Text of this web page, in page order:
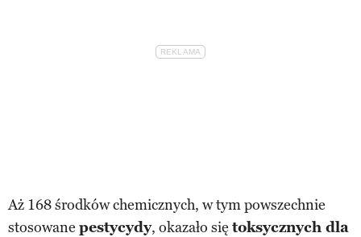
Aż 168 środków chemicznych, w tym powszechnie
stosowane pestycydy, okazało się toksycznych dla